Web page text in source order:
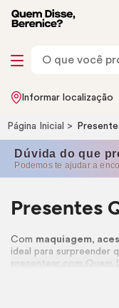
Informar localização
Página Inicial
Dúvida do que
Podemos te ajudar a
Presentes
Com maquiagem,
ideal para surpreender
presentear com Quem